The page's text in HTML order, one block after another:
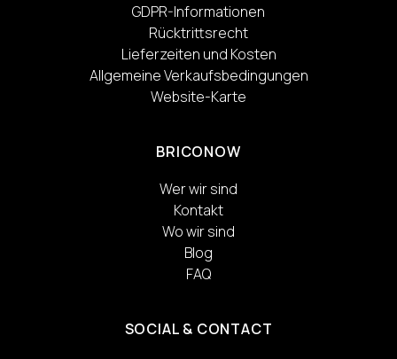
GDPR-Informationen
Rücktrittsrecht
Lieferzeiten und Kosten
Allgemeine Verkaufsbedingungen
Website-Karte
BRICONOW
Wer wir sind
Kontakt
Wo wir sind
Blog
FAQ
SOCIAL & CONTACT